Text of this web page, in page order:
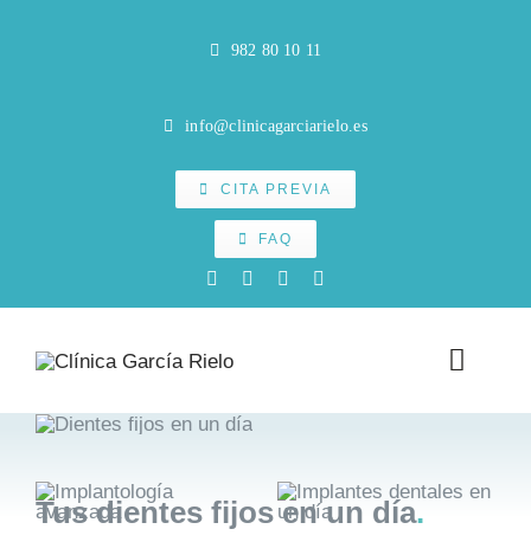
982 80 10 11
info@clinicagarciarielo.es
CITA PREVIA
FAQ
Toggle
CLÍNICA
Tus dientes fijos en un día.